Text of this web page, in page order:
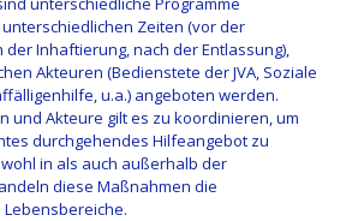
Zeiten (vor der
Inhaftierung, nach der Entlassung),
Akteuren (Bedienstete der JVA, Soziale
u.a.) angeboten werden.
und Akteure gilt es zu koordinieren, um
durchgehendes Hilfeangebot zu
in als auch außerhalb der
diese Maßnahmen die